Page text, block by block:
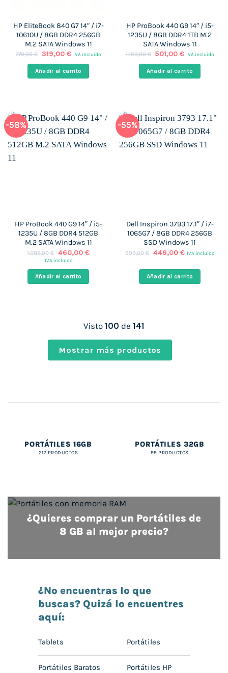
HP EliteBook 840 G7 14″ / i7-
10610U / 8GB DDR4 256GB
M.2 SATA Windows 11
779,00€ El
original
era:
319,00 €El
actual
es:
IVA incluido
Añadir al carrito
HP ProBook 440 G9 14″ / i5-
1235U / 8GB DDR4 1TB M.2
SATA Windows 11
1.199,00€ El
original
era:
501,00€El
actual
es:
IVA incluido
Añadir al carrito
-58%
HP ProBook 440 G9 14″ / i5-
1235U / 8GB DDR4 512GB
M.2 SATA Windows 11
1.088,00€ El
precio
era:
1.088,00 €.
460,00 €El
es:
460,00 €.
IVA incluido
Añadir al carrito
-55%
Dell Inspiron 3793 17.1″ / i7-
1065G7 / 8GB DDR4 256GB
SSD Windows 11
999,00€ El
era:
999,00 €.
449,00 €El
es:
449,00 €.
IVA incluido
Añadir al carrito
Visto 100 de 141
Mostrar más productos
PORTÁTILES 16GB
217 PRODUCTOS
PORTÁTILES 32GB
99 PRODUCTOS
¿Quieres comprar un Portátiles de
8 GB al mejor precio?
¿No encuentras lo que
buscas? Quizá lo encuentres
aquí:
Tablets Portátiles
Portátiles Baratos Portátiles HP